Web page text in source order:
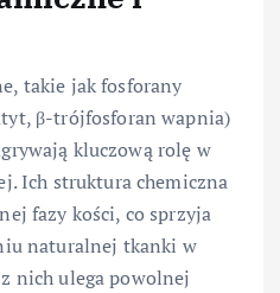
takie jak fosforany
β-trójfosforan wapnia)
kluczową rolę w
Ich struktura chemiczna
fazy kości, co sprzyja
naturalnej tkanki w
nich ulega powolnej